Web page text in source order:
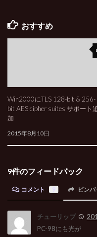
おすすめ
Win2000にTLS 128-bit & 256-
bit AES cipher suites サポート
加
2015年8月10日
9件のフィードバック
コメント ピンバ
チューリップ
PC-98にも光が